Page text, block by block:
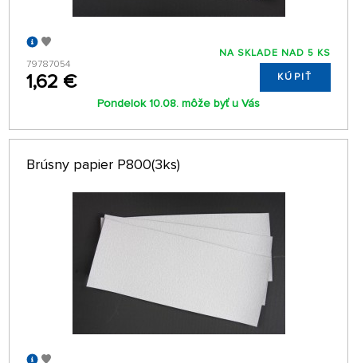
79787054
1,62 €
NA SKLADE NAD 5 KS
KÚPIŤ
Pondelok 10.08. môže byť u Vás
Brúsny papier P800(3ks)